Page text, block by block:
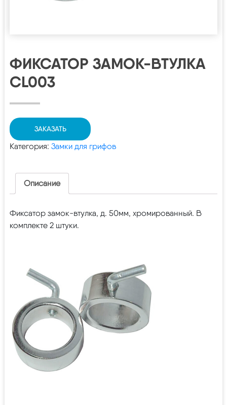
ФИКСАТОР ЗАМОК-ВТУЛКА
CL003
ЗАКАЗАТЬ
Категория: Замки для грифов
Описание
Фиксатор замок-втулка, д. 50мм, хромированный. В
комплекте 2 штуки.